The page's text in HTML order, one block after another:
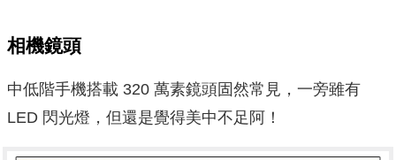
相機鏡頭
中低階手機搭載 320 萬素鏡頭固然常見，一旁雖有
LED 閃光燈，但還是覺得美中不足阿！